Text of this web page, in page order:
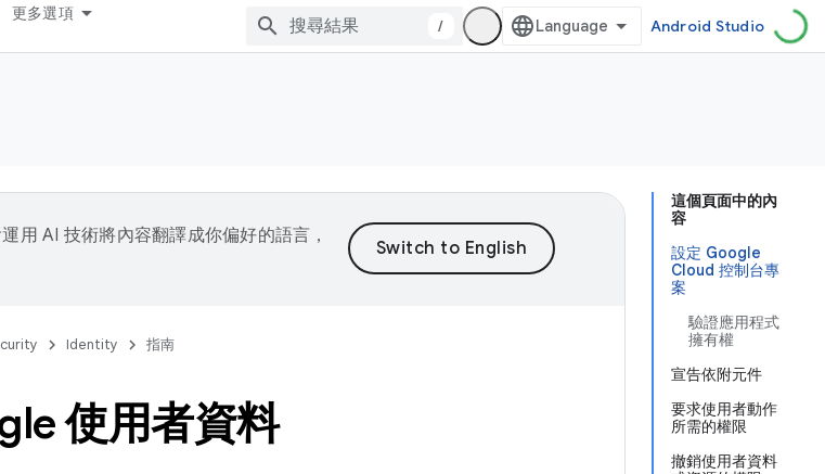
更多選項
/ Android Studio
這個頁面中的內
容
設定 Google
Cloud 控制台專
案
驗證應用程式
擁有權
宣告依附元件
要求使用者動作
所需的權限
撤銷使用者資料
用 AI 技術將內容翻譯成你偏好的語言，
Identity 指南
使用者資料